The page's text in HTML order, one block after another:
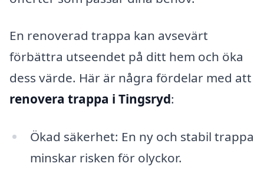
En renoverad trappa kan avsevärt
förbättra utseendet på ditt hem och öka
dess värde. Här är några fördelar med att
renovera trappa i Tingsryd:
Ökad säkerhet: En ny och stabil trappa
minskar risken för olyckor.